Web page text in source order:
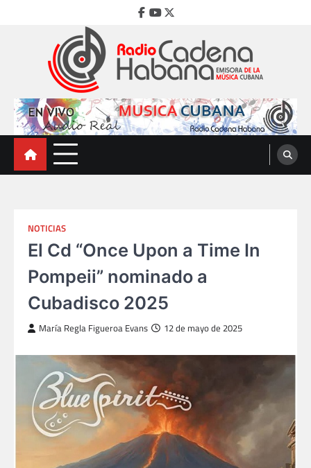
Facebook
Youtube
Twitter
Radio Cadena Habana
Emisora de la Música Cubana
NOTICIAS
El Cd “Once Upon a Time In
Pompeii” nominado a
Cubadisco 2025
María Regla Figueroa Evans 12 de mayo de 2025